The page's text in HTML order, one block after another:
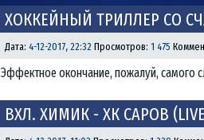
ХОККЕЙНЫЙ ТРИЛЛЕР СО
Дата: 4-12-2017, 22:32 Просмотров: 1 475
Эффектное окончание, пожалуй, самого
ВХЛ. ХИМИК - ХК САРОВ